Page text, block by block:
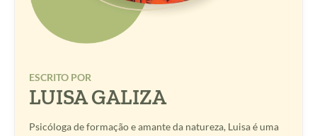
ESCRITO POR
LUISA GALIZA
Psicóloga de formação e amante da natureza, Luisa é uma